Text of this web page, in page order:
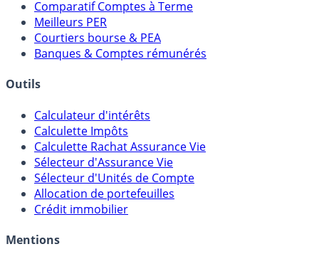
Comparatif Comptes à Terme
Meilleurs PER
Courtiers bourse & PEA
Banques & Comptes rémunérés
Outils
Calculateur d'intérêts
Calculette Impôts
Calculette Rachat Assurance Vie
Sélecteur d'Assurance Vie
Sélecteur d'Unités de Compte
Allocation de portefeuilles
Crédit immobilier
Mentions